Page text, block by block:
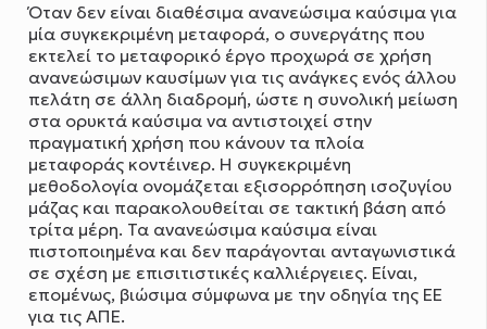
Όταν δεν είναι διαθέσιμα ανανεώσιμα καύσιμα για
μία συγκεκριμένη μεταφορά, ο συνεργάτης που
εκτελεί το μεταφορικό έργο προχωρά σε χρήση
ανανεώσιμων καυσίμων για τις ανάγκες ενός άλλου
πελάτη σε άλλη διαδρομή, ώστε η συνολική μείωση
στα ορυκτά καύσιμα να αντιστοιχεί στην
πραγματική χρήση που κάνουν τα πλοία
μεταφοράς κοντέινερ. Η συγκεκριμένη
μεθοδολογία ονομάζεται εξισορρόπηση ισοζυγίου
μάζας και παρακολουθείται σε τακτική βάση από
τρίτα μέρη. Τα ανανεώσιμα καύσιμα είναι
πιστοποιημένα και δεν παράγονται ανταγωνιστικά
σε σχέση με επισιτιστικές καλλιέργειες. Είναι,
επομένως, βιώσιμα σύμφωνα με την οδηγία της ΕΕ
για τις ΑΠΕ.